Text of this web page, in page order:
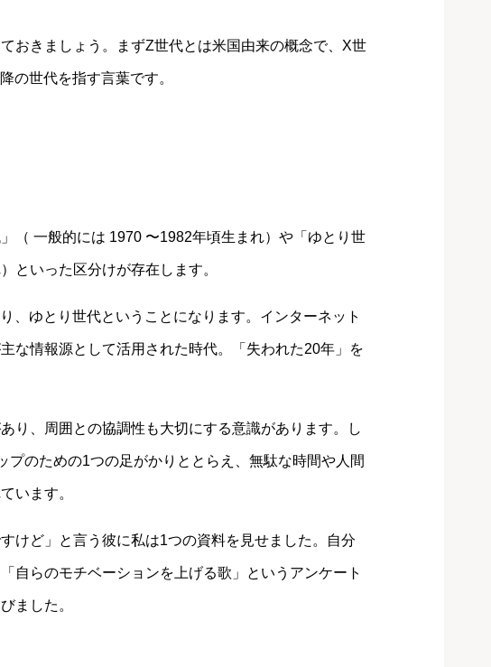
おきましょう。まずZ世代とは米国由来の概念で、X世
の世代を指す言葉です。
（ 一般的には 1970 〜1982年頃生まれ）や「ゆとり世
といった区分けが存在します。
、ゆとり世代ということになります。インターネット
な情報源として活用された時代。「失われた20年」を
り、周囲との協調性も大切にする意識があります。し
のための1つの足がかりととらえ、無駄な時間や人間
います。
けど」と言う彼に私は1つの資料を見せました。自分
自らのモチベーションを上げる歌」というアンケート
ました。